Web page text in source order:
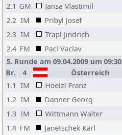
2.1 GM Jansa Vlastimil
2.2 IM Pribyl Josef
2.3 IM Trapl Jindrich
2.4 FM Pacl Vaclav
5. Runde am 09.04.2009 um 09:30
Br.
4 Österreich
1.1 IM Hoelzl Franz
1.2 IM Danner Georg
1.3 IM Wittmann Walter
1.4 FM Janetschek Karl